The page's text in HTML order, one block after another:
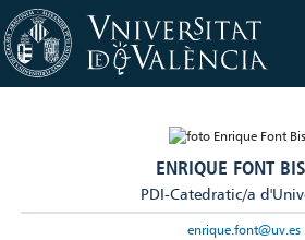
ENRIQUE FONT
PDI-Catedratic/a
enrique.font@uv.es